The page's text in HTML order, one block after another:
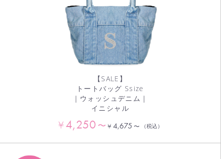
【SALE】
トートバッグ Ssize
｜ウォッシュデニム｜
イニシャル
¥4,250 〜 ¥ 4,675 〜 （税込）